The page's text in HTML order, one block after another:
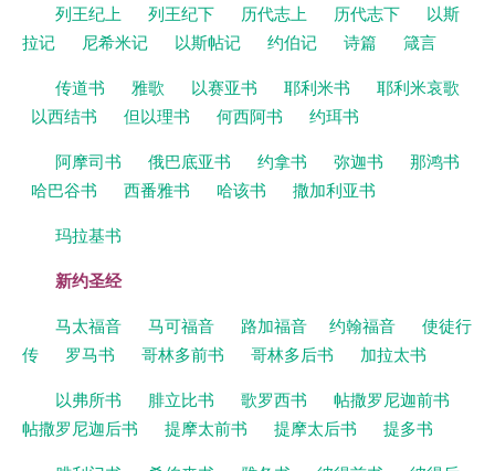
列王纪上
列王纪下 历代志上 历代志下
以斯
拉记
尼希米记 以斯帖记 约伯记 诗篇
箴言
传道书
雅歌 以赛亚书 耶利米书
耶利米哀歌
以西结书
但以理书 何西阿书
约珥书
阿摩司书
俄巴底亚书 约拿书 弥迦书
那鸿书
哈巴谷书
西番雅书 哈该书
撒加利亚书
玛拉基书
新约圣经
马太福音 马可福音 路加福音 约翰福音
使徒行
传
罗马书 哥林多前书 哥林多后书
加拉太书
以弗所书
腓立比书 歌罗西书
帖撒罗尼迦前书
帖撒罗尼迦后书
提摩太前书 提摩太后书
提多书